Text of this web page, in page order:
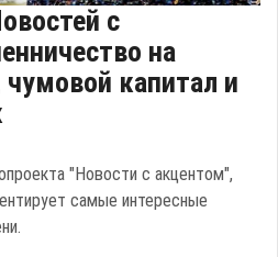
с
на
капитал и
"Новости с акцентом",
самые интересные